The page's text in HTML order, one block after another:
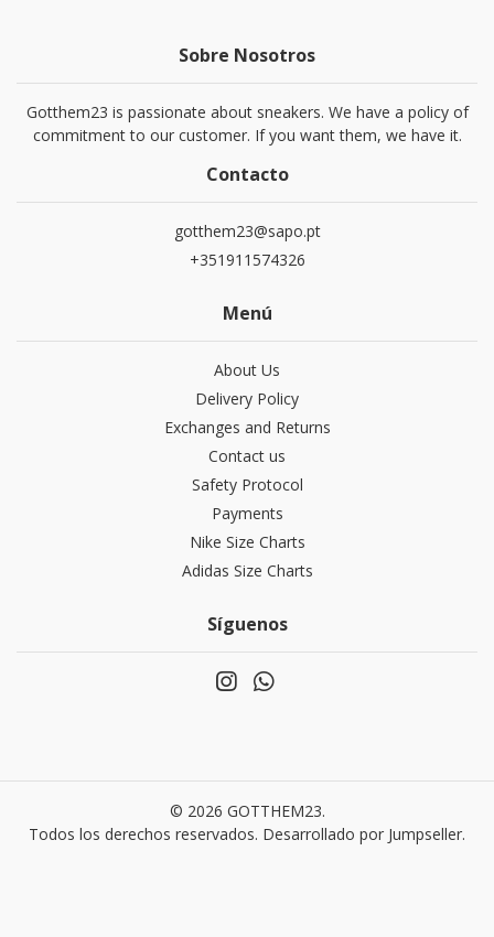
Sobre Nosotros
Gotthem23 is passionate about sneakers. We have a policy of
commitment to our customer. If you want them, we have it.
Contacto
gotthem23@sapo.pt
+351911574326
Menú
About Us
Delivery Policy
Exchanges and Returns
Contact us
Safety Protocol
Payments
Nike Size Charts
Adidas Size Charts
Síguenos
© 2026 GOTTHEM23.
Todos los derechos reservados. Desarrollado por Jumpseller.